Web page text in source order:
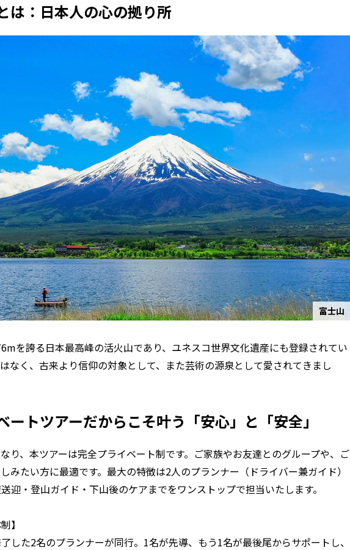
は：日本人の心の拠り所
富士山
を誇る日本最高峰の活火山であり、ユネスコ世界文化遺産にも登録されてい
なく、古来より信仰の対象として、また芸術の源泉として愛されてきまし
ートツアーだからこそ叶う「安心」と「安全」
り、本ツアーは完全プライベート制です。ご家族やお友達とのグループや、ご
みたい方に最適です。最大の特徴は2人のプランナー（ドライバー兼ガイド）
迎・登山ガイド・下山後のケアまでをワンストップで担当いたします。
】
した2名のプランナーが同行。1名が先導、もう1名が最後尾からサポートし、